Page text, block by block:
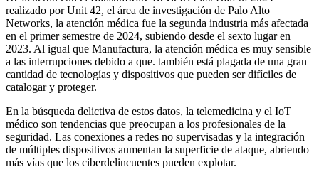
realizado por Unit 42, el área de investigación de Palo Alto
Networks, la atención médica fue la segunda industria más afectada
en el primer semestre de 2024, subiendo desde el sexto lugar en
2023. Al igual que Manufactura, la atención médica es muy sensible
a las interrupciones debido a que. también está plagada de una gran
cantidad de tecnologías y dispositivos que pueden ser difíciles de
catalogar y proteger.
En la búsqueda delictiva de estos datos, la telemedicina y el IoT
médico son tendencias que preocupan a los profesionales de la
seguridad. Las conexiones a redes no supervisadas y la integración
de múltiples dispositivos aumentan la superficie de ataque, abriendo
más vías que los ciberdelincuentes pueden explotar.